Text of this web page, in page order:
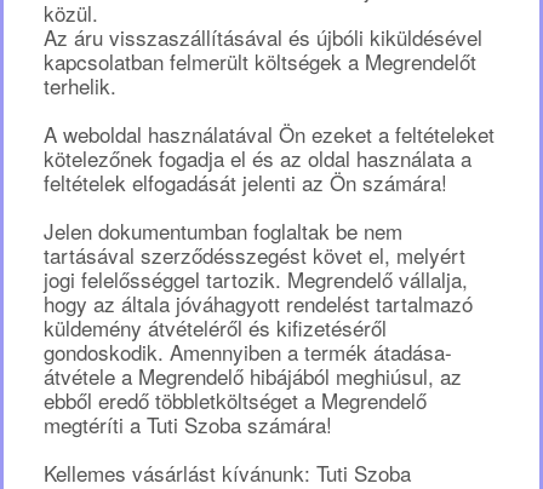
közül.
Az áru visszaszállításával és újbóli kiküldésével
kapcsolatban felmerült költségek a Megrendelőt
terhelik.
A weboldal használatával Ön ezeket a feltételeket
kötelezőnek fogadja el és az oldal használata a
feltételek elfogadását jelenti az Ön számára!
Jelen dokumentumban foglaltak be nem
tartásával szerződésszegést követ el, melyért
jogi felelősséggel tartozik. Megrendelő vállalja,
hogy az általa jóváhagyott rendelést tartalmazó
küldemény átvételéről és kifizetéséről
gondoskodik. Amennyiben a termék átadása-
átvétele a Megrendelő hibájából meghiúsul, az
ebből eredő többletköltséget a Megrendelő
megtéríti a Tuti Szoba számára!
Kellemes vásárlást kívánunk: Tuti Szoba